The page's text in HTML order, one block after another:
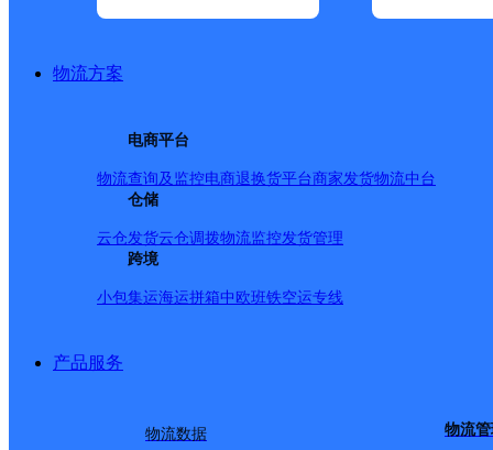
物流方案
电商平台
物流查询及监控电商退换货平台商家发货物流中台
仓储
云仓发货云仓调拨物流监控发货管理
跨境
小包集运海运拼箱中欧班铁空运专线
产品服务
物流数据 物流
所属快递：邮政国内
所属区域：四川省-阿坝藏族羌族自治州-阿坝县
网点地址：四川省阿坝州阿坝县德格乡
网点负责人：